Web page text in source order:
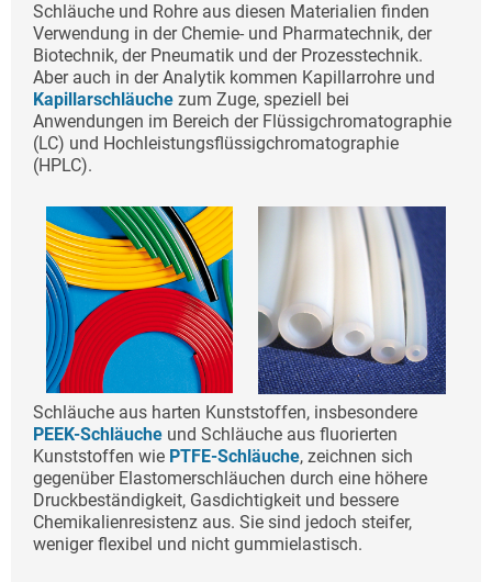
Schläuche und Rohre aus diesen Materialien finden
Verwendung in der Chemie- und Pharmatechnik, der
Biotechnik, der Pneumatik und der Prozesstechnik.
Aber auch in der Analytik kommen Kapillarrohre und
Kapillarschläuche zum Zuge, speziell bei
Anwendungen im Bereich der Flüssigchromatographie
(LC) und Hochleistungsflüssigchromatographie
(HPLC).
Schläuche aus harten Kunststoffen, insbesondere
PEEK-Schläuche und Schläuche aus fluorierten
Kunststoffen wie PTFE-Schläuche, zeichnen sich
gegenüber Elastomerschläuchen durch eine höhere
Druckbeständigkeit, Gasdichtigkeit und bessere
Chemikalienresistenz aus. Sie sind jedoch steifer,
weniger flexibel und nicht gummielastisch.